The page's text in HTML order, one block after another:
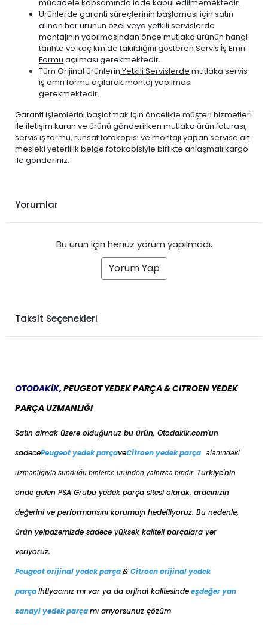
PEUGEOT
EXPERT 2017-2024 DİZEL
1.6 BlueHDi
PEUGEOT EXPERT 2017-2024 DİZEL
2.0 BlueHDi
PEUGEOT
EXPERT TRAVELLER 2017-2024 DİZEL 2.0 BlueHDi
mücadele kapsamında iade kabul edilmemektedir.
Ürünlerde garanti süreçlerinin başlaması için satın
alınan her ürünün özel veya yetkili servislerde
montajının yapılmasından önce mutlaka ürünün hangi
tarihte ve kaç km'de takıldığını gösteren Servis İş Emri
Formu açılması gerekmektedir.
Tüm Orijinal ürünlerin Yetkili Servislerde mutlaka servis
iş emri formu açılarak montaj yapılması
gerekmektedir.
Garanti işlemlerini başlatmak için öncelikle müşteri hizmetleri
ile iletişim kurun ve ürünü gönderirken mutlaka ürün faturası,
servis iş formu, ruhsat fotokopisi ve montajı yapan servise ait
mesleki yeterlilik belge fotokopisiyle birlikte anlaşmalı kargo
ile gönderiniz.
Yorumlar
Bu ürün için henüz yorum yapılmadı.
Yorum Yap
Taksit Seçenekleri
OTODAKİK, PEUGEOT YEDEK PARÇA & CITROEN YEDEK
PARÇA UZMANLIĞI
Satın almak üzere olduğunuz bu ürün, Otodakik.com'un
sadecePeugeot yedek parçaveCitroen yedek parça alanındaki
uzmanlığıyla sunduğu binlerce üründen yalnızca biridir. Türkiye'nin
önde gelen PSA Grubu yedek parça sitesi olarak, aracınızın
değerini ve performansını korumayı hedefliyoruz. Bu nedenle,
ürün yelpazemizde sadece yüksek kaliteli parçalara yer
veriyoruz.
Peugeot orijinal yedek parça& Citroen orijinal yedek
parçaihtiyacınız mı var ya da orjinal kalitesindeeşdeğeryan
sanayi yedek parçamı arıyorsunuz çözüm